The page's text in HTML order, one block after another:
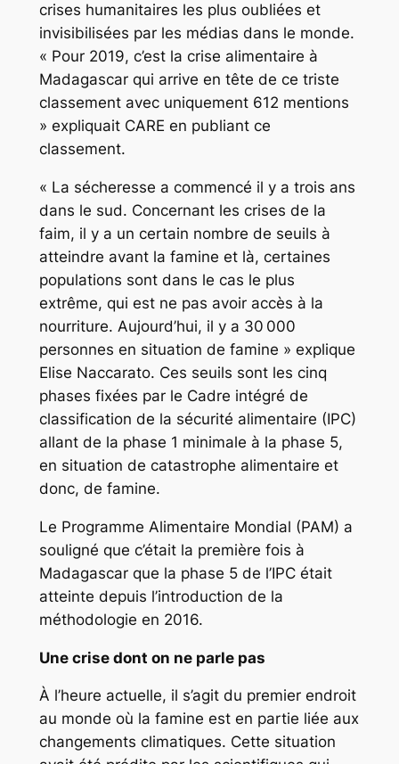
crises humanitaires les plus oubliées et
invisibilisées par les médias dans le monde.
« Pour 2019, c’est la crise alimentaire à
Madagascar qui arrive en tête de ce triste
classement avec uniquement 612 mentions
» expliquait CARE en publiant ce
classement.
« La sécheresse a commencé il y a trois ans
dans le sud. Concernant les crises de la
faim, il y a un certain nombre de seuils à
atteindre avant la famine et là, certaines
populations sont dans le cas le plus
extrême, qui est ne pas avoir accès à la
nourriture. Aujourd’hui, il y a 30 000
personnes en situation de famine » explique
Elise Naccarato. Ces seuils sont les cinq
phases fixées par le Cadre intégré de
classification de la sécurité alimentaire (IPC)
allant de la phase 1 minimale à la phase 5,
en situation de catastrophe alimentaire et
donc, de famine.
Le Programme Alimentaire Mondial (PAM) a
souligné que c’était la première fois à
Madagascar que la phase 5 de l’IPC était
atteinte depuis l’introduction de la
méthodologie en 2016.
Une crise dont on ne parle pas
À l’heure actuelle, il s’agit du premier endroit
au monde où la famine est en partie liée aux
changements climatiques. Cette situation